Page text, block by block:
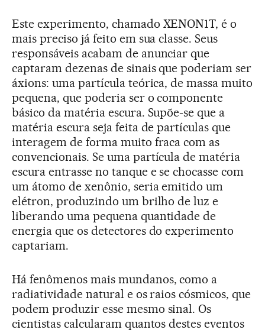
Este experimento, chamado XENON1T, é o
mais preciso já feito em sua classe. Seus
responsáveis acabam de anunciar que
captaram dezenas de sinais que poderiam ser
áxions: uma partícula teórica, de massa muito
pequena, que poderia ser o componente
básico da matéria escura. Supõe-se que a
matéria escura seja feita de partículas que
interagem de forma muito fraca com as
convencionais. Se uma partícula de matéria
escura entrasse no tanque e se chocasse com
um átomo de xenônio, seria emitido um
elétron, produzindo um brilho de luz e
liberando uma pequena quantidade de
energia que os detectores do experimento
captariam.
Há fenômenos mais mundanos, como a
radiatividade natural e os raios cósmicos, que
podem produzir esse mesmo sinal. Os
cientistas calcularam quantos destes eventos